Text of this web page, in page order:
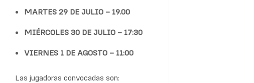
MARTES 29 DE JULIO – 19.00
MIÉRCOLES 30 DE JULIO – 17:30
VIERNES 1 DE AGOSTO – 11:00
Las jugadoras convocadas son: